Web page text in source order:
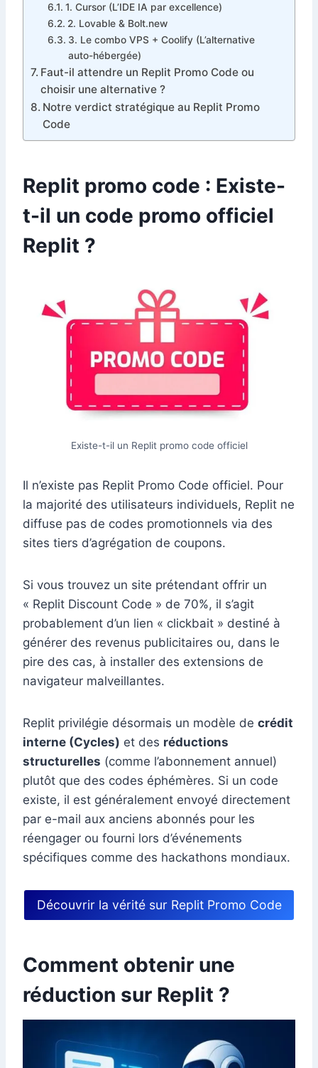
1. Cursor (L’IDE IA par excellence)
2. Lovable & Bolt.new
3. Le combo VPS + Coolify (L’alternative
auto-hébergée)
Faut-il attendre un Replit Promo Code ou
choisir une alternative ?
Notre verdict stratégique au Replit Promo
Code
Replit promo code : Existe-
t-il un code promo officiel
Replit ?
Existe-t-il un Replit promo code officiel
Il n’existe pas Replit Promo Code officiel. Pour
la majorité des utilisateurs individuels, Replit ne
diffuse pas de codes promotionnels via des
sites tiers d’agrégation de coupons.
Si vous trouvez un site prétendant offrir un
« Replit Discount Code » de 70%, il s’agit
probablement d’un lien « clickbait » destiné à
générer des revenus publicitaires ou, dans le
pire des cas, à installer des extensions de
navigateur malveillantes.
Replit privilégie désormais un modèle de crédit
interne (Cycles) et des réductions
structurelles (comme l’abonnement annuel)
plutôt que des codes éphémères. Si un code
existe, il est généralement envoyé directement
par e-mail aux anciens abonnés pour les
réengager ou fourni lors d’événements
spécifiques comme des hackathons mondiaux.
Découvrir la vérité sur Replit Promo Code
Comment obtenir une
réduction sur Replit ?